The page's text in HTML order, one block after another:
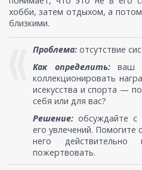
хобби, затем отдыхом, а
близкими.
Проблема: отсутствие
Как определить:ваш
коллекционировать
исекусства и спорта —
себя или для вас?
Решение: обсуждайте с
его увлечений. Помогите
него
пожертвовать.